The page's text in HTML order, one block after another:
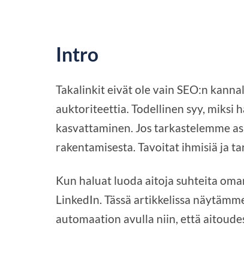
Intro
Takalinkit eivät ole vain SEO:n
auktoriteettia. Todellinen syy, miksi
kasvattaminen. Jos tarkastelemme
rakentamisesta. Tavoitat ihmisiä ja
Kun haluat luoda aitoja suhteita
LinkedIn. Tässä artikkelissa
automaation avulla niin, että